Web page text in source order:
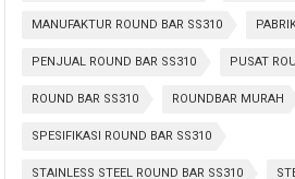
MANUFAKTUR ROUND BAR SS310
PENJUAL ROUND BAR SS310 PUSAT
ROUND BAR SS310 ROUNDBAR MURAH
SPESIFIKASI ROUND BAR SS310
STAINLESS STEEL ROUND BAR SS310